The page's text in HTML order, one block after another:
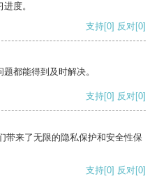
度。
支持[0] 反对[0]
都能得到及时解决。
支持[0] 反对[0]
带来了无限的隐私保护和安全性保
支持[0] 反对[0]